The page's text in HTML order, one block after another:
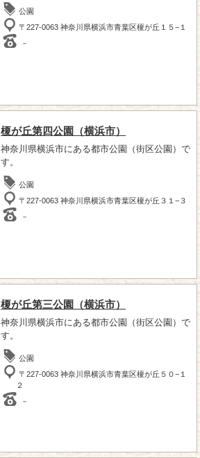
公園
〒227-0063 神奈川県横浜市青葉区榎が丘１５−１
－
榎が丘第四公園（横浜市）
神奈川県横浜市にある都市公園（街区公園）で
す。
公園
〒227-0063 神奈川県横浜市青葉区榎が丘３１−３
－
榎が丘第三公園（横浜市）
神奈川県横浜市にある都市公園（街区公園）で
す。
公園
〒227-0063 神奈川県横浜市青葉区榎が丘５０−１
２
－